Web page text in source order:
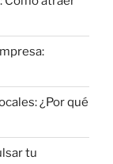
¿Por qué
tu